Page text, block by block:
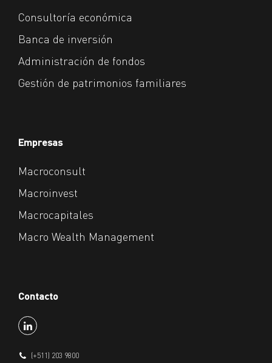
Consultoría económica
Banca de inversión
Administración de fondos
Gestión de patrimonios familiares
Empresas
Macroconsult
Macroinvest
Macrocapitales
Macro Wealth Management
Contacto
(+511) 203 9800